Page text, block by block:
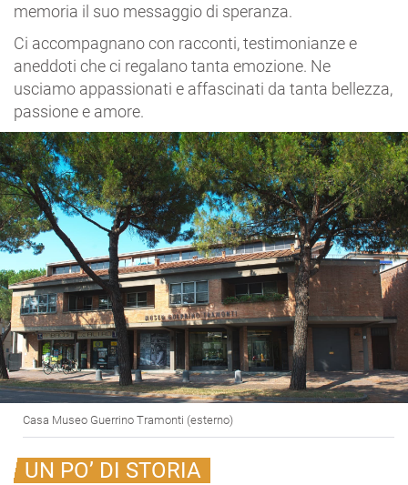
memoria il suo messaggio di speranza.
Ci accompagnano con racconti, testimonianze e
aneddoti che ci regalano tanta emozione. Ne
usciamo appassionati e affascinati da tanta bellezza,
passione e amore.
Casa Museo Guerrino Tramonti (esterno)
UN PO’ DI STORIA